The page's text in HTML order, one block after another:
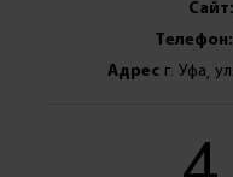
Сайт:
Телефон:
Адрес г. Уфа,
4